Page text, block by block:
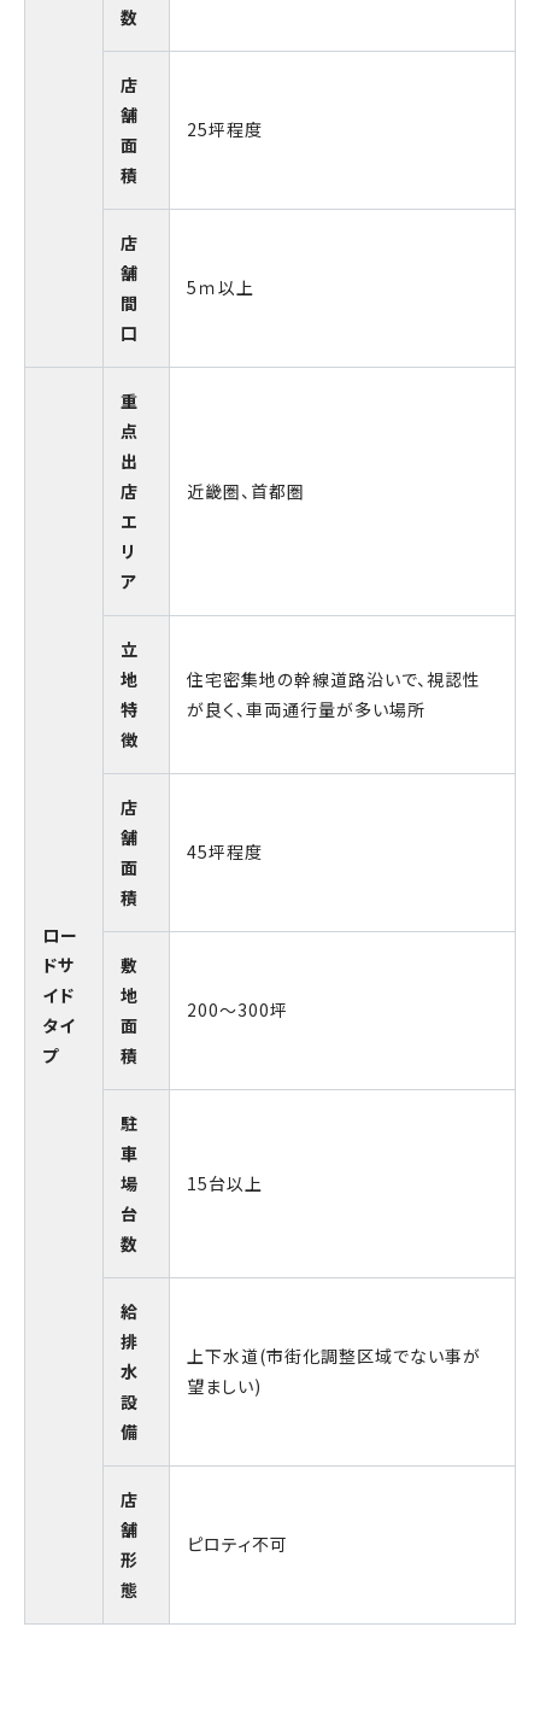
数
店
舗
面
積
25坪程度
店
舗
間
口
5ｍ以上
ロー
ドサ
イド
タイ
プ
重
点
出
店
エ
リ
ア
近畿圏、首都圏
立
地
特
徴
住宅密集地の幹線道路沿いで、視認性
が良く、車両通行量が多い場所
店
舗
面
積
45坪程度
敷
地
面
積
200～300坪
駐
車
場
台
数
15台以上
給
排
水
設
備
上下水道(市街化調整区域でない事が
望ましい)
店
舗
形
態
ピロティ不可